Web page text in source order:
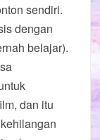
sendiri.
dengan
belajar).
dan itu